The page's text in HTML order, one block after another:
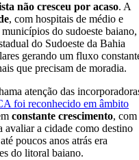
não cresceu por acaso. A
, com hospitais de médio e
do sudoeste baiano,
do Sudoeste da Bahia
gerando um fluxo
que precisam de moradia.
atenção das
foi reconhecido em âmbito
constante crescimento, com
avaliar a cidade como destino
poucos anos atrás era
do litoral baiano.